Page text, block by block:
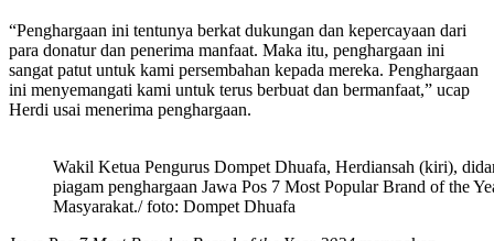
“Penghargaan ini tentunya berkat dukungan dan kepercayaan dari
para donatur dan penerima manfaat. Maka itu, penghargaan ini
sangat patut untuk kami persembahan kepada mereka. Penghargaan
ini menyemangati kami untuk terus berbuat dan bermanfaat,” ucap
Herdi usai menerima penghargaan.
Wakil Ketua Pengurus Dompet Dhuafa, Herdiansah (kiri),
piagam penghargaan Jawa Pos 7 Most Popular Brand of the
Masyarakat./ foto: Dompet Dhuafa